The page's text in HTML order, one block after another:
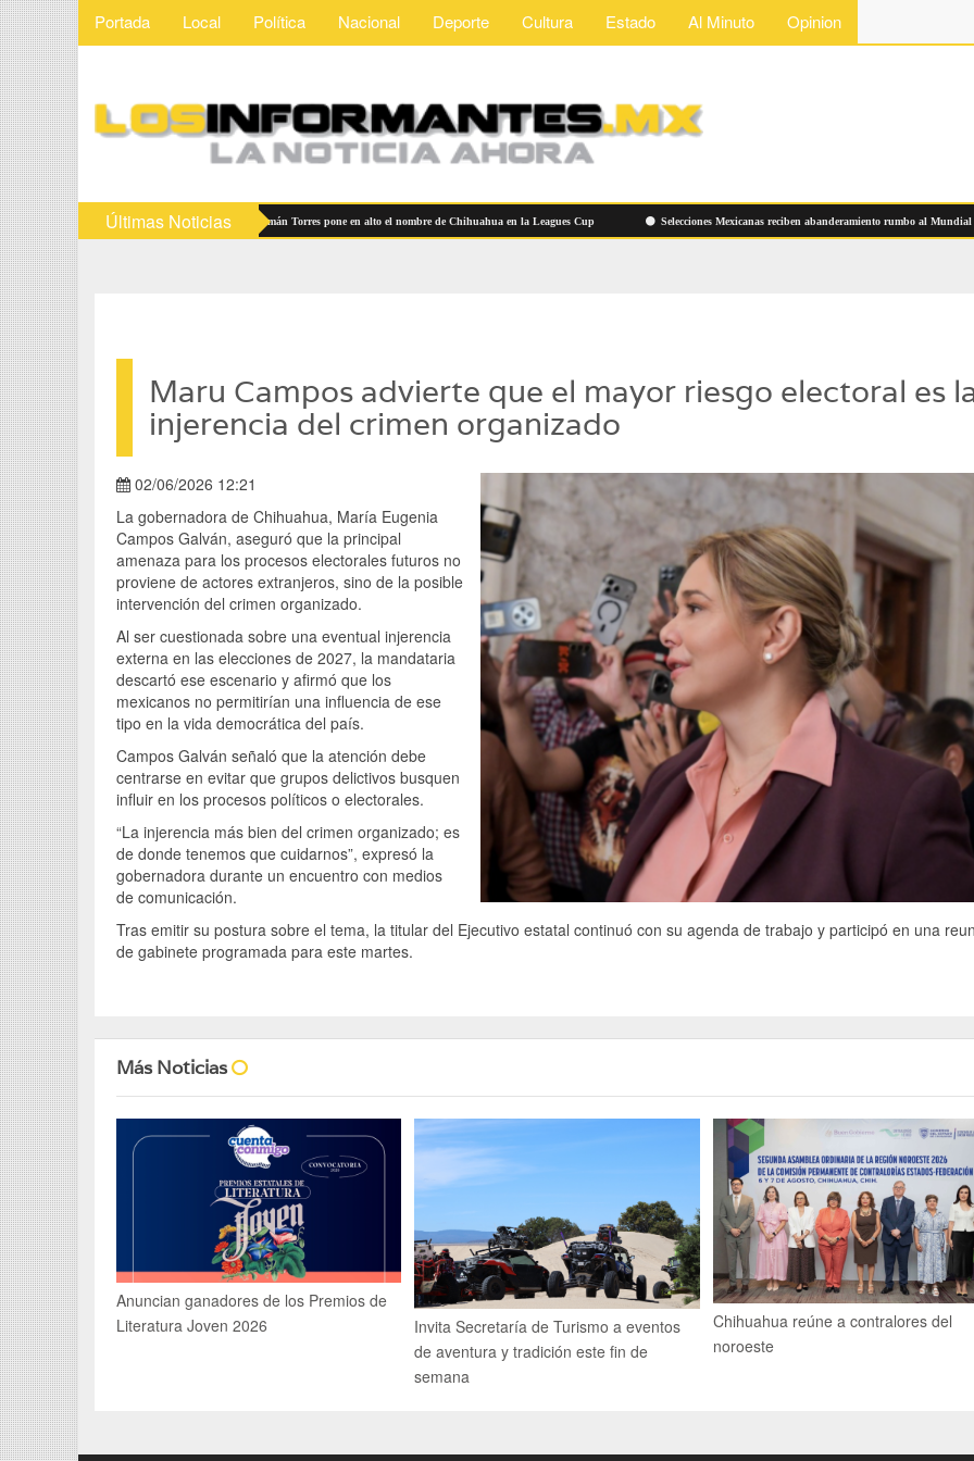
Portada Local Política Nacional Deporte Cultura Estado Al Minuto Opinion
Últimas Noticias
inversión y datos abiertos Román Torres pone en alto el nombre de Chihuahua en la Leagues Cup Selecciones Mexicanas reciben abanderamiento rumbo al Mundial de
Maru Campos advierte que el mayor riesgo electoral es
injerencia del crimen organizado
02/06/2026 12:21
La gobernadora de Chihuahua, María Eugenia
Campos Galván, aseguró que la principal
amenaza para los procesos electorales futuros no
proviene de actores extranjeros, sino de la posible
intervención del crimen organizado.
Al ser cuestionada sobre una eventual injerencia
externa en las elecciones de 2027, la mandataria
descartó ese escenario y afirmó que los
mexicanos no permitirían una influencia de ese
tipo en la vida democrática del país.
Campos Galván señaló que la atención debe
centrarse en evitar que grupos delictivos busquen
influir en los procesos políticos o electorales.
“La injerencia más bien del crimen organizado; es
de donde tenemos que cuidarnos”, expresó la
gobernadora durante un encuentro con medios
de comunicación.
Tras emitir su postura sobre el tema, la titular del Ejecutivo estatal continuó con su agenda de trabajo y participó en una
de gabinete programada para este martes.
Más Noticias
Anuncian ganadores de los Premios de
Literatura Joven 2026
Invita Secretaría de Turismo a eventos
de aventura y tradición este fin de
semana
Chihuahua reúne a contralores del
noroeste